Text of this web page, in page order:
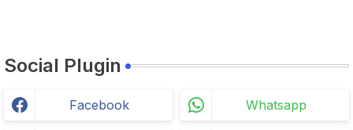
Social Plugin
Facebook Whatsapp